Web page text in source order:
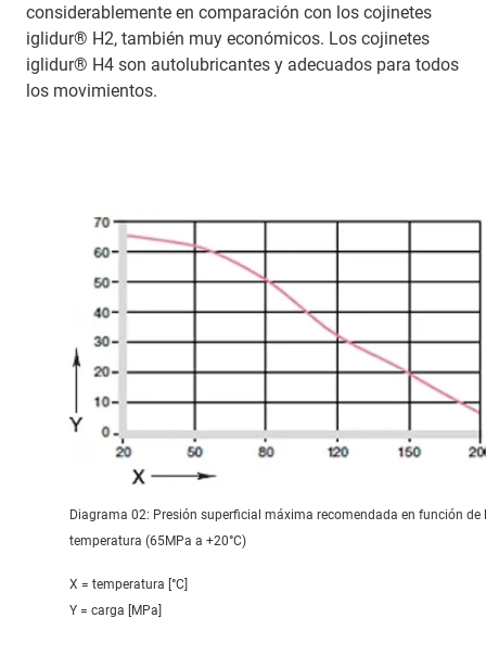
considerablemente en comparación con los cojinetes
iglidur® H2, también muy económicos. Los cojinetes
iglidur® H4 son autolubricantes y adecuados para todos
los movimientos.
Diagrama 02: Presión superficial máxima recomendada en función de
temperatura (65MPa a +20°C)
X = temperatura [°C]
Y = carga [MPa]